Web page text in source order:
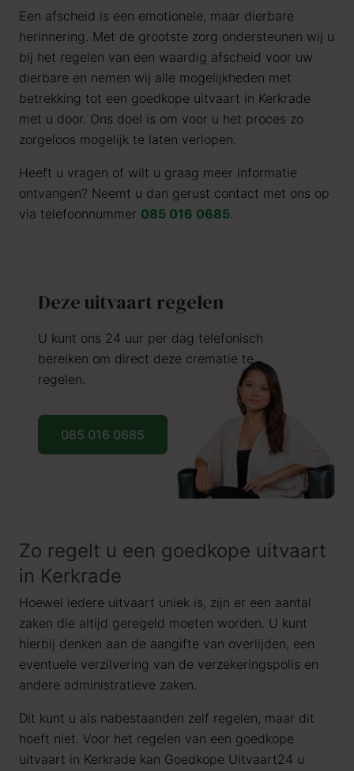
Een afscheid is een emotionele, maar dierbare
herinnering. Met de grootste zorg ondersteunen wij u
bij het regelen van een waardig afscheid voor uw
dierbare en nemen wij alle mogelijkheden met
betrekking tot een goedkope uitvaart in Kerkrade
met u door. Ons doel is om voor u het proces zo
zorgeloos mogelijk te laten verlopen.
Heeft u vragen of wilt u graag meer informatie
ontvangen? Neemt u dan gerust contact met ons op
via telefoonnummer 085 016 0685.
Deze uitvaart regelen
U kunt ons 24 uur per dag telefonisch
bereiken om direct deze crematie te
regelen.
085 016 0685
Zo regelt u een goedkope uitvaart
in Kerkrade
Hoewel iedere uitvaart uniek is, zijn er een aantal
zaken die altijd geregeld moeten worden. U kunt
hierbij denken aan de aangifte van overlijden, een
eventuele verzilvering van de verzekeringspolis en
andere administratieve zaken.
Dit kunt u als nabestaanden zelf regelen, maar dit
hoeft niet. Voor het regelen van een goedkope
uitvaart in Kerkrade kan Goedkope Uitvaart24 u